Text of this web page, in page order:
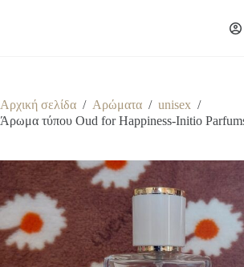
Αρχική σελίδα / Αρώματα / unisex /
Άρωμα τύπου Oud for Happiness-Initio